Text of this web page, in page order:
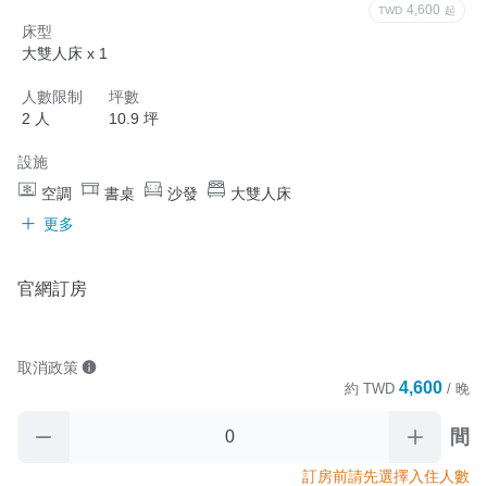
TWD 4,600 起
床型
大雙人床 x 1
人數限制
2 人
坪數
10.9 坪
設施
空調
書桌 沙發
大雙人床
更多
官網訂房
取消政策
約 TWD 4,600 / 晚
間
訂房前請先選擇入住人數